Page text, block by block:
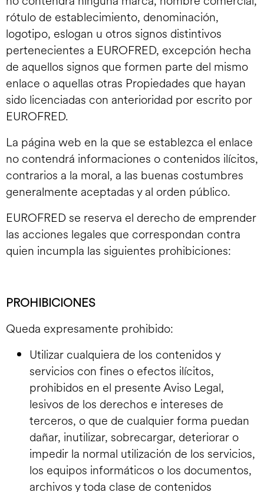
rótulo de establecimiento, denominación,
logotipo, eslogan u otros signos distintivos
pertenecientes a EUROFRED, excepción hecha
de aquellos signos que formen parte del mismo
enlace o aquellas otras Propiedades que hayan
sido licenciadas con anterioridad por escrito por
EUROFRED.
La página web en la que se establezca el enlace
no contendrá informaciones o contenidos ilícitos,
contrarios a la moral, a las buenas costumbres
generalmente aceptadas y al orden público.
EUROFRED se reserva el derecho de emprender
las acciones legales que correspondan contra
quien incumpla las siguientes prohibiciones:
PROHIBICIONES
Queda expresamente prohibido:
Utilizar cualquiera de los contenidos y
servicios con fines o efectos ilícitos,
prohibidos en el presente Aviso Legal,
lesivos de los derechos e intereses de
terceros, o que de cualquier forma puedan
dañar, inutilizar, sobrecargar, deteriorar o
impedir la normal utilización de los servicios,
los equipos informáticos o los documentos,
archivos y toda clase de contenidos